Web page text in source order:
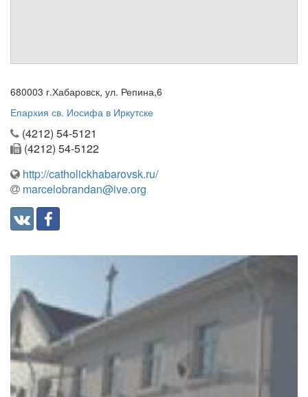
680003 г.Хабаровск, ул. Репина,6
Епархия св. Иосифа в Иркутске
(4212) 54-5121
(4212) 54-5122
http://catholickhabarovsk.ru/
marcelobrandan@ive.org